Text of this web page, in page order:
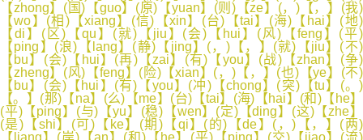
【zhong】(国)【guo】(原)【yuan】(则)【ze】(，)【，】(我)
【wo】(相)【xiang】(信)【xin】(台)【tai】(海)【hai】(地)
【di】(区)【qu】(就)【jiu】(会)【hui】(风)【feng】(平)
【ping】(浪)【lang】(静)【jing】(，)【，】(就)【jiu】(不)
【bu】(会)【hui】(再)【zai】(有)【you】(战)【zhan】(争)
【zheng】(风)【feng】(险)【xian】(，)【，】(也)【ye】(不)
【bu】(会)【hui】(有)【you】(冲)【chong】(突)【tu】(。)
【。】(那)【na】(么)【me】(台)【tai】(海)【hai】(和)【he】
(平)【ping】(与)【yu】(稳)【wen】(定)【ding】(这)【zhe】
(是)【shi】(可)【ke】(期)【qi】(的)【de】(，)【，】(两)
【liang】(岸)【an】(和)【he】(平)【ping】(交)【jiao】(流)